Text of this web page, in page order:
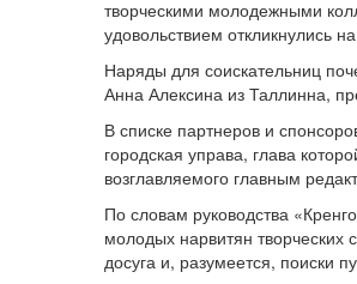
творческими молодежными
удовольствием откликнулись
Наряды для соискательниц
Анна Алексина из Таллинна,
В списке партнеров и
городская управа, глава
возглавляемого главным
По словам руководства
молодых нарвитян творческих
досуга и, разумеется, поиски